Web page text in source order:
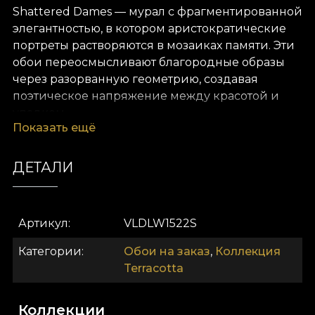
Shattered Dames — мурал с фрагментированной
элегантностью, в котором аристократические
портреты растворяются в мозаиках памяти. Эти
обои переосмысливают благородные образы
через разорванную геометрию, создавая
поэтическое напряжение между красотой и
утонченность и авангардную чувственность.
VLAdiLA мастера выполняют каждую деталь
сохраняет лирическую глубину и
аристократическое достоинство.
Разрыв форм символизирует непостоянство,
ход времени и хрупкость величия. В Shattered
Dames декаданс превращается в искусство и
Показать ещё
ДЕТАЛИ
Артикул VLDLW1522S
Категории Обои на заказ, Коллекция
Terracotta
Коллекции